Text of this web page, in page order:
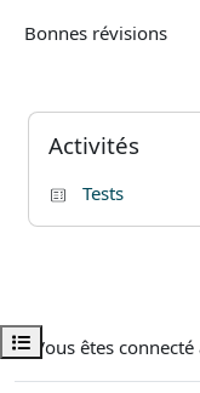
Ouvrir l’index du cours
Bonnes révisions
Blocs
Passer Activités
Activités
Tests
Vous êtes